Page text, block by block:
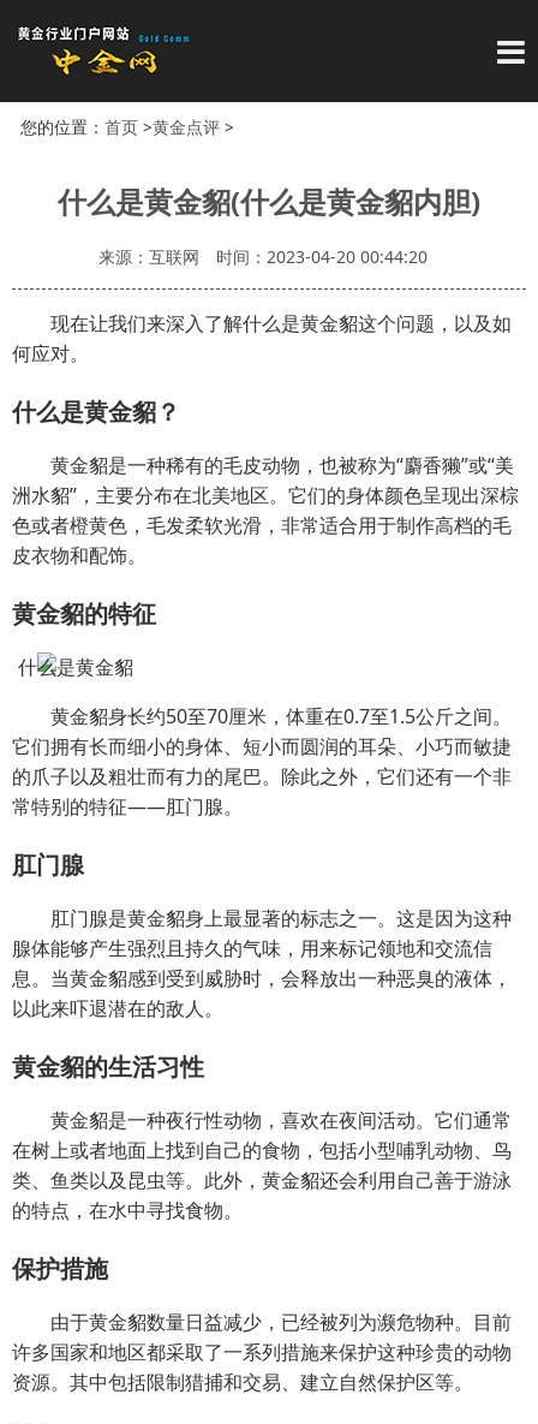
导
您的位置： 首页>黄金点评>
什么是黄金貂(什么是黄金貂内胆)
来源：互联网 时间：2023-04-20 00:44:20
现在让我们来深入了解什么是黄金貂这个问题，以及如
何应对。
什么是黄金貂？
黄金貂是一种稀有的毛皮动物，也被称为“麝香獭”或“美
洲水貂”，主要分布在北美地区。它们的身体颜色呈现出深棕
色或者橙黄色，毛发柔软光滑，非常适合用于制作高档的毛
皮衣物和配饰。
黄金貂的特征
黄金貂身长约50至70厘米，体重在0.7至1.5公斤之间。
它们拥有长而细小的身体、短小而圆润的耳朵、小巧而敏捷
的爪子以及粗壮而有力的尾巴。除此之外，它们还有一个非
常特别的特征——肛门腺。
肛门腺
肛门腺是黄金貂身上最显著的标志之一。这是因为这种
腺体能够产生强烈且持久的气味，用来标记领地和交流信
息。当黄金貂感到受到威胁时，会释放出一种恶臭的液体，
以此来吓退潜在的敌人。
黄金貂的生活习性
黄金貂是一种夜行性动物，喜欢在夜间活动。它们通常
在树上或者地面上找到自己的食物，包括小型哺乳动物、鸟
类、鱼类以及昆虫等。此外，黄金貂还会利用自己善于游泳
的特点，在水中寻找食物。
保护措施
由于黄金貂数量日益减少，已经被列为濒危物种。目前
许多国家和地区都采取了一系列措施来保护这种珍贵的动物
资源。其中包括限制猎捕和交易、建立自然保护区等。